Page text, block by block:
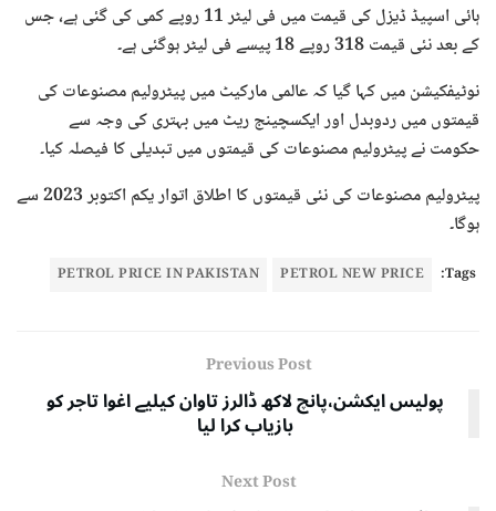
ہائی اسپیڈ ڈیزل کی قیمت میں فی لیٹر 11 روپے کمی کی گئی ہے، جس
کے بعد نئی قیمت 318 روپے 18 پیسے فی لیٹر ہوگئی ہے۔
نوٹیفکیشن میں کہا گیا کہ عالمی مارکیٹ میں پیٹرولیم مصنوعات کی
قیمتوں میں ردوبدل اور ایکسچینج ریٹ میں بہتری کی وجہ سے
حکومت نے پیٹرولیم مصنوعات کی قیمتوں میں تبدیلی کا فیصلہ کیا۔
پیٹرولیم مصنوعات کی نئی قیمتوں کا اطلاق اتوار یکم اکتوبر 2023 سے
ہوگا۔
Tags:
PETROL NEW PRICE
PETROL PRICE IN PAKISTAN
Previous Post
پولیس ایکشن،پانچ لاکھ ڈالرز تاوان کیلیے اغوا تاجر کو
بازیاب کرا لیا
Next Post